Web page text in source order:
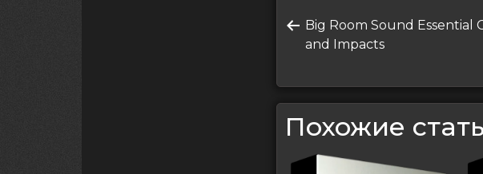
поПредыдущая
запись
Big Room Sound Essential
and Impacts
Похожие